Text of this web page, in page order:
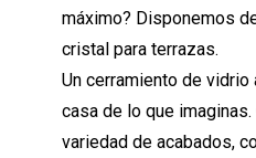
máximo? Disponemos
cristal para terrazas.
Un cerramiento de vidrio
casa de lo que
variedad de acabados,